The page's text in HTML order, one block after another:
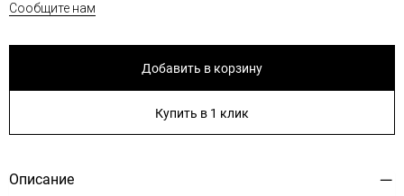
Сообщите нам
Добавить в корзину
Купить в 1 клик
Описание